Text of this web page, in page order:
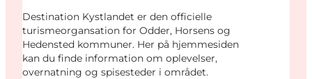
Destination Kystlandet er den officielle
turismeorgansation for Odder, Horsens og
Hedensted kommuner. Her på hjemmesiden
kan du finde information om oplevelser,
overnatning og spisesteder i området.